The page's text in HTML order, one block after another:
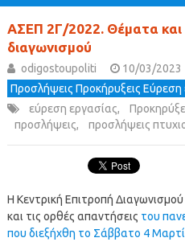
ΑΣΕΠ 2Γ/2022. Θέματα και
διαγωνισμού
odigostoupoliti
10/03/2023
Προσλήψεις Προκήρυξεις Εύρεση
εύρεση εργασίας,
προσλήψεις, προσλήψεις
H Κεντρική Επιτροπή
και τις ορθές απαντήσεις του
που διεξήχθη το Σάββατο 4